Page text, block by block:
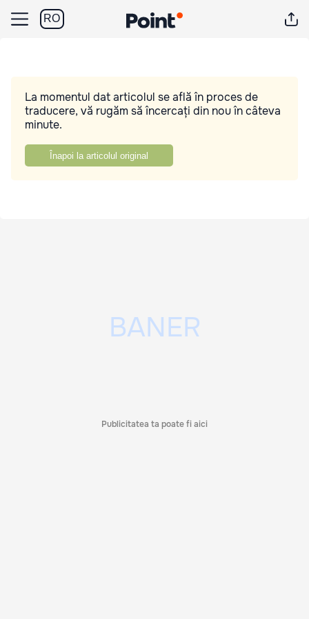
RO
La momentul dat articolul se află în proces de
traducere, vă rugăm să încercați din nou în câteva
minute.
Înapoi la articolul original
Publicitatea ta poate fi aici